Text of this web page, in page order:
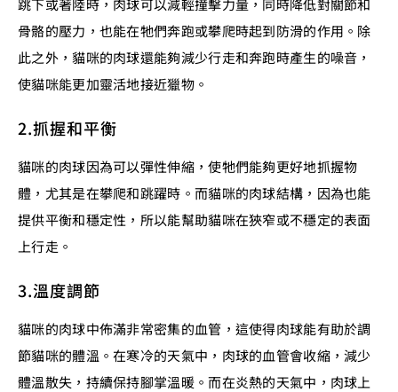
骨骼的壓力，也能在牠們奔跑或攀爬時起到防滑的作用。除
此之外，貓咪的肉球還能夠減少行走和奔跑時產生的噪音，
使貓咪能更加靈活地接近獵物。
2.抓握和平衡
貓咪的肉球因為可以彈性伸縮，使牠們能夠更好地抓握物
體，尤其是在攀爬和跳躍時。而貓咪的肉球結構，因為也能
提供平衡和穩定性，所以能幫助貓咪在狹窄或不穩定的表面
上行走。
3.溫度調節
貓咪的肉球中佈滿非常密集的血管，這使得肉球能有助於調
節貓咪的體溫。在寒冷的天氣中，肉球的血管會收縮，減少
體溫散失，持續保持腳掌溫暖。而在炎熱的天氣中，肉球上